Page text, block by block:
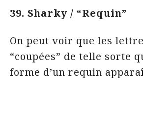
39. Sharky / “Requin”
On peut voir que les
“coupées” de telle sorte
forme d’un requin